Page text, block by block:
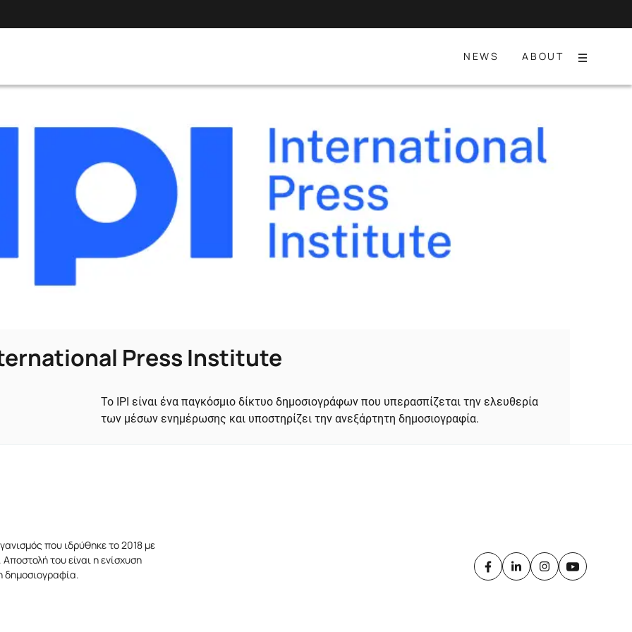
NEWS ABOUT
Menu
Press Institute
Το IPI είναι ένα παγκόσμιο δίκτυο δημοσιογράφων που υπερασπίζεται την ελευθερία
των μέσων ενημέρωσης και υποστηρίζει την ανεξάρτητη δημοσιογραφία.
που ιδρύθηκε το 2018 με
του είναι η ενίσχυση
δημοσιογραφία.